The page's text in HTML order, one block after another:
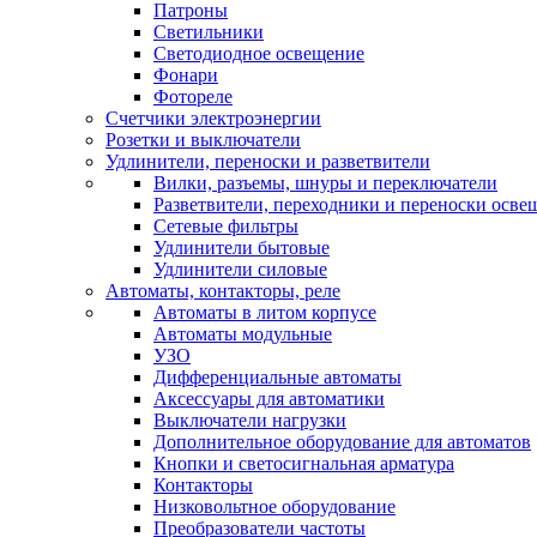
Патроны
Светильники
Светодиодное освещение
Фонари
Фотореле
Счетчики электроэнергии
Розетки и выключатели
Удлинители, переноски и разветвители
Вилки, разъемы, шнуры и переключатели
Разветвители, переходники и переноски
Сетевые фильтры
Удлинители бытовые
Удлинители силовые
Автоматы, контакторы, реле
Автоматы в литом корпусе
Автоматы модульные
УЗО
Дифференциальные автоматы
Аксессуары для автоматики
Выключатели нагрузки
Дополнительное оборудование для автоматов
Кнопки и светосигнальная арматура
Контакторы
Низковольтное оборудование
Преобразователи частоты